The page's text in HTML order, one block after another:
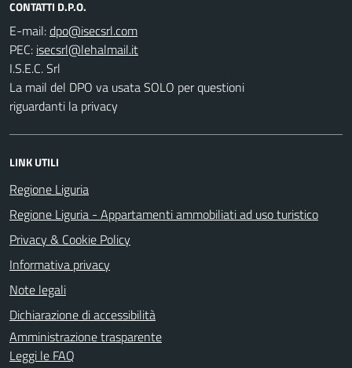
CONTATTI D.P.O.
E-mail:
PEC:
I.S.E.C. Srl
La mail del DPO va usata SOLO per questioni
riguardanti la privacy
LINK UTILI
Regione Liguria
Regione Liguria - Appartamenti ammobiliati ad uso turistico
Privacy & Cookie Policy
Informativa privacy
Note legali
Dichiarazione di accessibilità
Amministrazione trasparente
Leggi le FAQ